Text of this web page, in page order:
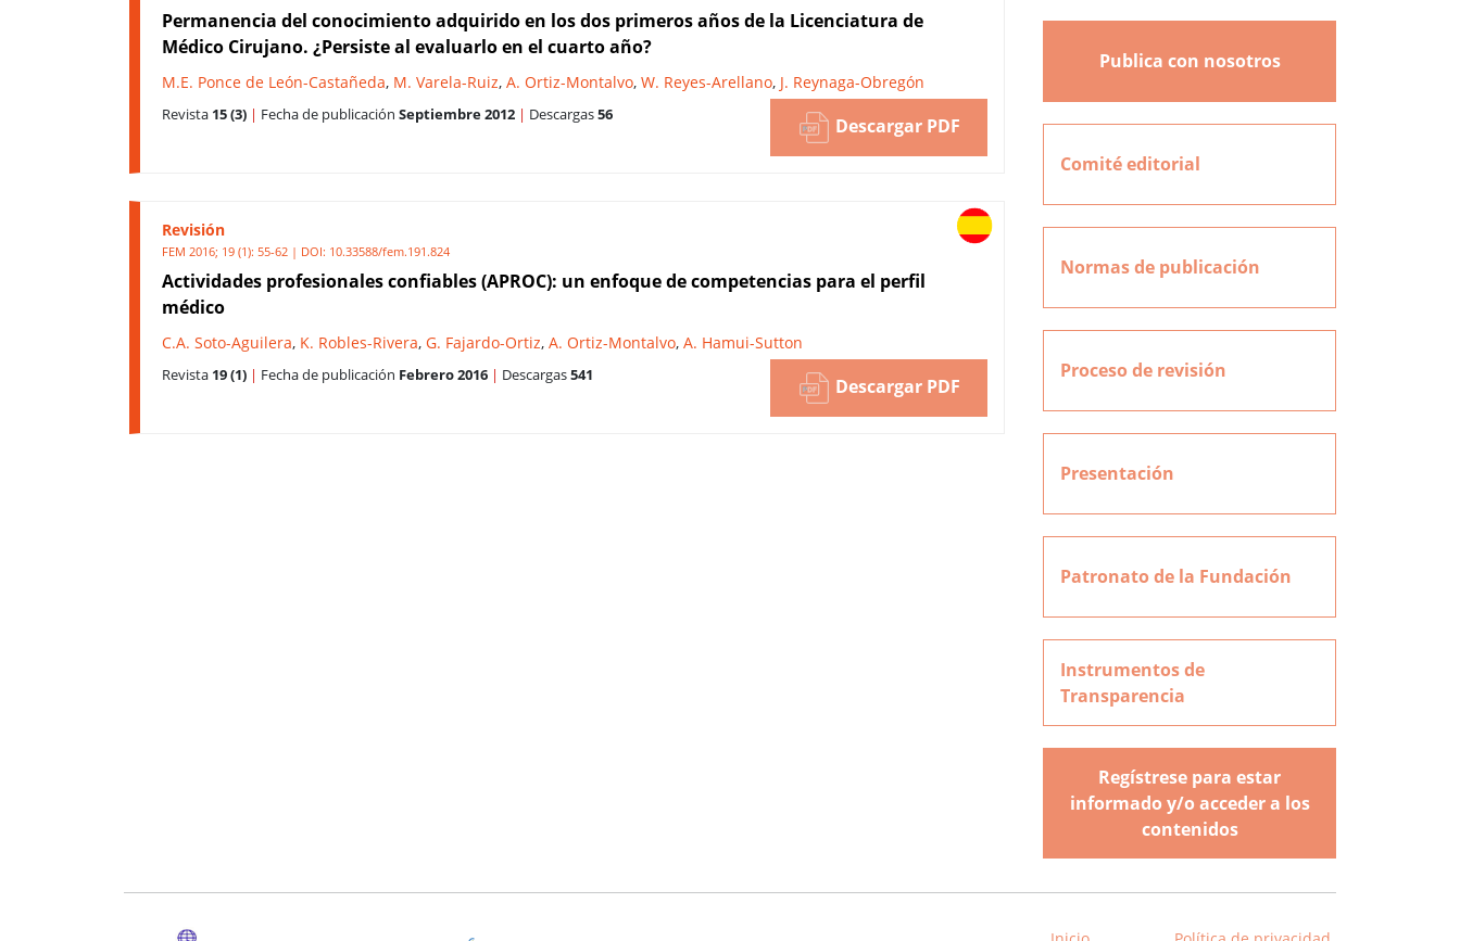
Permanencia del conocimiento adquirido en los dos primeros años de la Licenciatura de
Médico Cirujano. ¿Persiste al evaluarlo en el cuarto año?
M.E. Ponce de León-Castañeda, M. Varela-Ruiz, A. Ortiz-Montalvo, W. Reyes-Arellano, J. Reynaga-Obregón
Revista 15 (3) | Fecha de publicación Septiembre 2012 | Descargas56 Descargar PDF
Revisión
FEM 2016; 19 (1): 55-62 | DOI: 10.33588/fem.191.824
Actividades profesionales confiables (APROC): un enfoque de competencias para el perfil
médico
C.A. Soto-Aguilera, K. Robles-Rivera, G. Fajardo-Ortiz, A. Ortiz-Montalvo, A. Hamui-Sutton
Revista 19 (1) | Fecha de publicación Febrero 2016 | Descargas541 Descargar PDF
Publica con nosotros
Comité editorial
Normas de publicación
Proceso de revisión
Presentación
Patronato de la Fundación
Instrumentos de
Transparencia
Regístrese para estar
informado y/o acceder a los
contenidos